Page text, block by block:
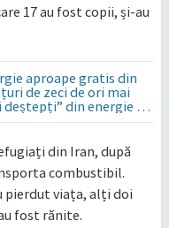
17 au fost copii, și-au
aproape gratis din
de zeci de ori mai
din energie de
din Iran, după
combustibil.
pierdut viața, alți doi
fost rănite.